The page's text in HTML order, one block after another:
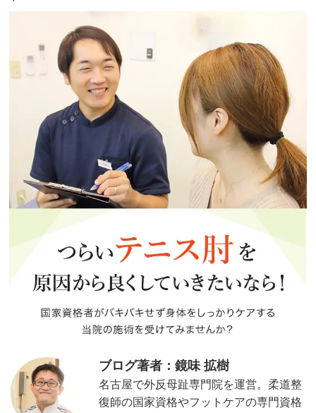
ブログ著者：鏡味 拡樹
名古屋で外反母趾専門院を運営。柔道整
復師の国家資格やフットケアの専門資格